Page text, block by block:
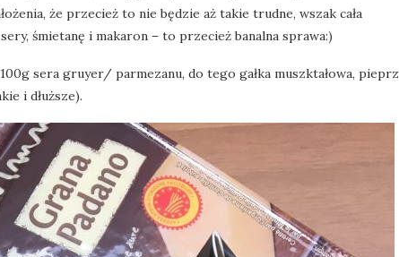
że przecież to nie będzie aż takie trudne, wszak cała
śmietanę i makaron – to przecież banalna sprawa:)
sera gruyer/ parmezanu, do tego gałka muszktałowa, pieprz
i dłuższe).